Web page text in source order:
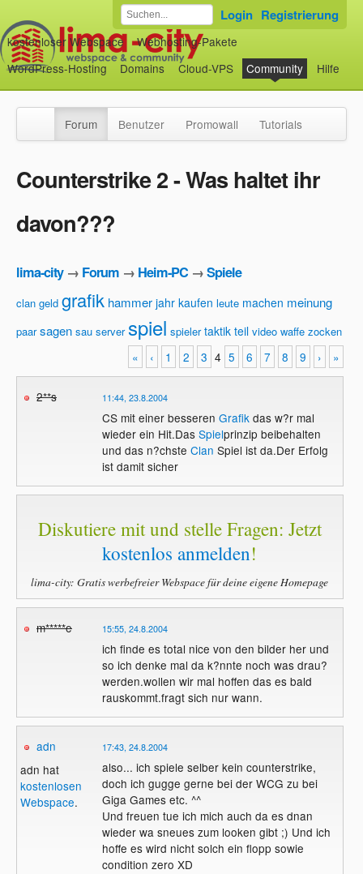
kostenloser Webspace
Webhosting-Pakete
WordPress-Hosting
Domains Cloud-VPS Community Hilfe
Login Registrierung
Forum Benutzer Promowall Tutorials
Counterstrike 2 - Was haltet ihr
davon???
lima-city→ Forum → Heim-PC →Spiele
clan geld grafik hammer jahr kaufen leute machen meinung
paar sagen sau server spiel spieler taktik teil video waffe zocken
« ‹ 1 2 3 4 5 6 7 8 9 › »
2**s 11:44, 23.8.2004
CS mit einer besseren Grafikdas w?r mal
wieder ein Hit.Das Spielprinzip beibehalten
und das n?chste Clan Spiel ist da.Der Erfolg
ist damit sicher
Diskutiere mit und stelle Fragen: Jetzt
kostenlos anmelden!
lima-city: Gratis werbefreier Webspace für deine eigene Homepage
m*****e 15:55, 24.8.2004
ich finde es total nice von den bilder her und
so ich denke mal da k?nnte noch was drau?
werden.wollen wir mal hoffen das es bald
rauskommt.fragt sich nur wann.
adn
adn hat
kostenlosen
Webspace.
17:43, 24.8.2004
also... ich spiele selber kein counterstrike,
doch ich gugge gerne bei der WCG zu bei
Giga Games etc. ^^
Und freuen tue ich mich auch da es dnan
wieder wa sneues zum looken gibt ;) Und ich
hoffe es wird nicht solch ein flopp sowie
condition zero XD